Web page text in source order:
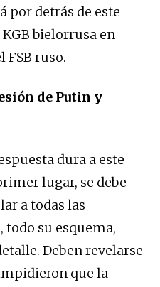
por detrás de este
bielorrusa en
FSB ruso.
de Putin y
dura a este
lugar, se debe
a todas las
su esquema,
Deben revelarse
que la